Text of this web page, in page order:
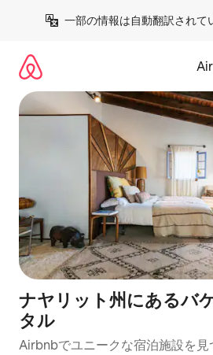
一部の情報は自動翻訳されて
ナヤリット州にあるバ
タル
Airbnbでユニークな宿泊施設を見